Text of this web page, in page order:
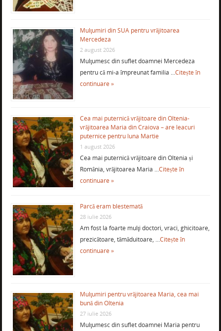
Mulţumiri din SUA pentru vrăjitoarea
Mercedeza
2 august 2026
Mulţumesc din suflet doamnei Mercedeza
pentru că mi-a împreunat familia …Citește în
continuare »
Cea mai puternică vrăjitoare din Oltenia-
vrăjitoarea Maria din Craiova – are leacuri
puternice pentru luna Martie
1 august 2026
Cea mai puternică vrăjitoare din Oltenia și
România, vrăjitoarea Maria …Citește în
continuare »
Parcă eram blestemată
28 iulie 2026
Am fost la foarte mulţi doctori, vraci, ghicitoare,
prezicătoare, tămăduitoare, …Citește în
continuare »
Mulţumiri pentru vrăjitoarea Maria, cea mai
bună din Oltenia
27 iulie 2026
Mulţumesc din suflet doamnei Maria pentru